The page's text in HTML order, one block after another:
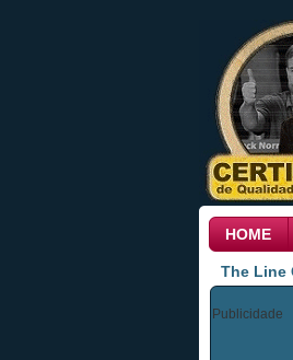
HOME
The Line
Publicidade